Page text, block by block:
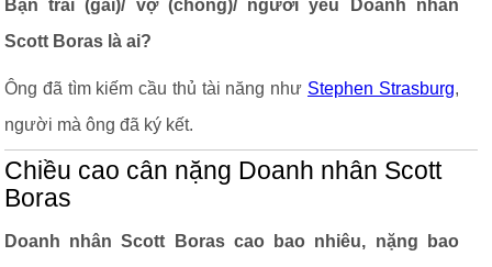
Bạn trai (gái)/ vợ (chồng)/ người yêu Doanh nhân
Scott Boras là ai?
Ông đã tìm kiếm cầu thủ tài năng như Stephen Strasburg,
người mà ông đã ký kết.
Chiều cao cân nặng Doanh nhân Scott
Boras
Doanh nhân Scott Boras cao bao nhiêu, nặng bao